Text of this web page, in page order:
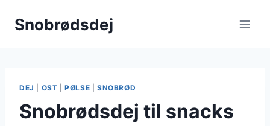
Snobrødsdej
DEJ OST |PØLSE SNOBRØD
Snobrødsdej til snacks